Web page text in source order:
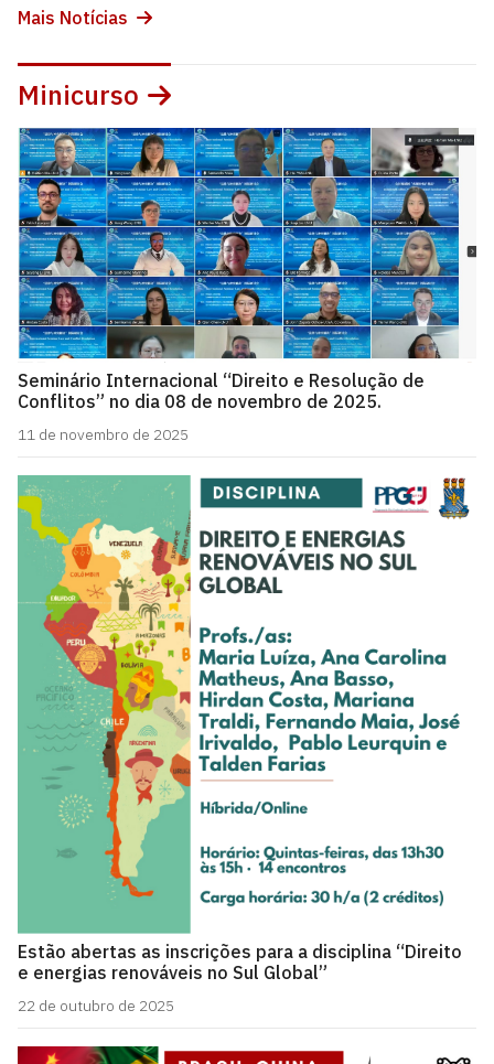
Mais Notícias
Minicurso
Seminário Internacional “Direito e Resolução de
Conflitos” no dia 08 de novembro de 2025.
11 de novembro de 2025
Estão abertas as inscrições para a disciplina “Direito
e energias renováveis no Sul Global”
22 de outubro de 2025